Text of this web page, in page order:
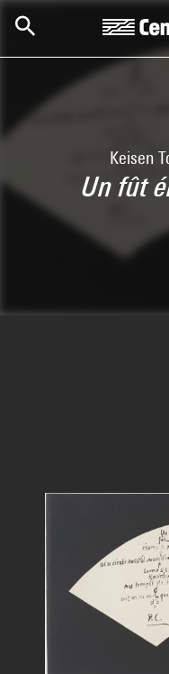
Keisen
Un fût